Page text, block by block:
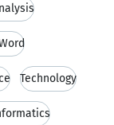
Technology